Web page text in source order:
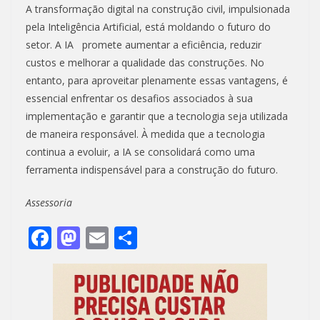
A transformação digital na construção civil, impulsionada
pela Inteligência Artificial, está moldando o futuro do
setor. A IA promete aumentar a eficiência, reduzir
custos e melhorar a qualidade das construções. No
entanto, para aproveitar plenamente essas vantagens, é
essencial enfrentar os desafios associados à sua
implementação e garantir que a tecnologia seja utilizada
de maneira responsável. À medida que a tecnologia
continua a evoluir, a IA se consolidará como uma
ferramenta indispensável para a construção do futuro.
Assessoria
F
ac
M
as
to
d
E
m
ai
l
h
ar
e